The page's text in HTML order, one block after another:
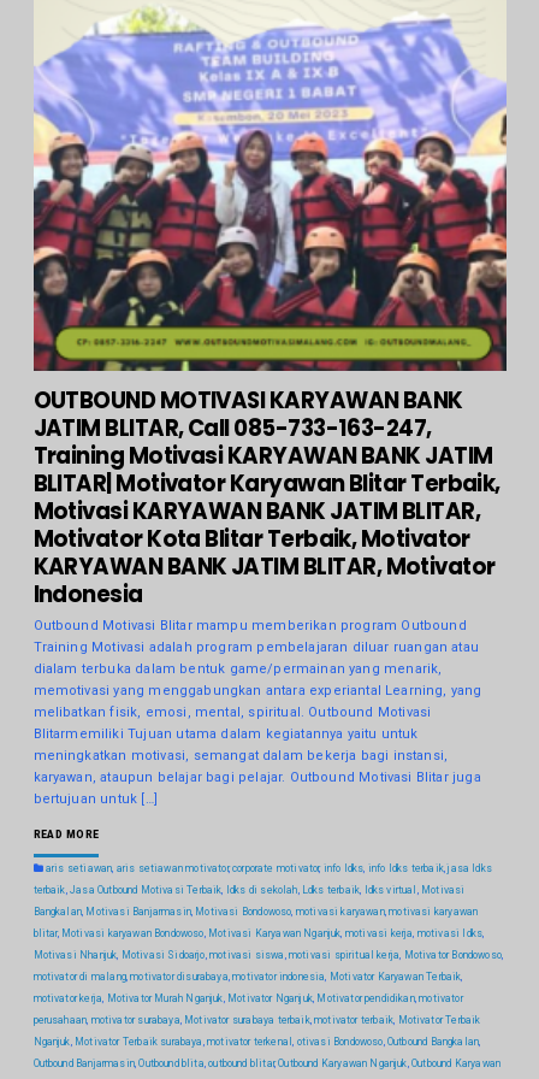
OUTBOUND MOTIVASI KARYAWAN BANK
JATIM BLITAR, Call 085-733-163-247,
Training Motivasi KARYAWAN BANK JATIM
BLITAR| Motivator Karyawan Blitar Terbaik,
Motivasi KARYAWAN BANK JATIM BLITAR,
Motivator Kota Blitar Terbaik, Motivator
KARYAWAN BANK JATIM BLITAR, Motivator
Indonesia
Outbound Motivasi Blitar mampu memberikan program Outbound
Training Motivasi adalah program pembelajaran diluar ruangan atau
dialam terbuka dalam bentuk game/permainan yang menarik,
memotivasi yang menggabungkan antara experiantal Learning, yang
melibatkan fisik, emosi, mental, spiritual. Outbound Motivasi
Blitarmemiliki Tujuan utama dalam kegiatannya yaitu untuk
meningkatkan motivasi, semangat dalam bekerja bagi instansi,
karyawan, ataupun belajar bagi pelajar. Outbound Motivasi Blitar juga
bertujuan untuk […]
READ MORE
aris setiawan, aris setiawan motivator,corporate motivator, info ldks, info ldks terbaik,jasa ldks
terbaik,Jasa Outbound Motivasi Terbaik, ldks di sekolah, Ldks terbaik, ldks virtual , Motivasi
Bangkalan, Motivasi Banjarmasin, Motivasi Bondowoso, motivasi karyawan,motivasi karyawan
blitar, Motivasi karyawan Bondowoso, Motivasi Karyawan Nganjuk, motivasi kerja, motivasi ldks,
Motivasi Nhanjuk, Motivasi Sidoarjo,motivasi siswa , motivasi spiritual kerja, Motivator Bondowoso,
motivator di malang,motivator disurabaya,motivator indonesia, Motivator Karyawan Terbaik,
motivator kerja, Motivator Murah Nganjuk, Motivator Nganjuk, Motivator pendidikan,motivator
perusahaan, motivator surabaya, Motivator surabaya terbaik,motivator terbaik, Motivator Terbaik
Nganjuk, Motivator Terbaik surabaya ,motivator terkenal, otivasi Bondowoso, Outbound Bangkalan,
Outbound Banjarmasin,Outbound blita,outbound blitar,Outbound Karyawan Nganjuk,Outbound Karyawan